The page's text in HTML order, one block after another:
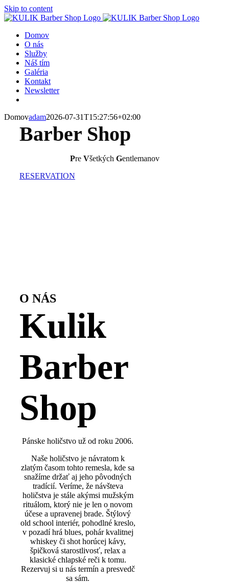
Skip to content
Domov
O nás
Služby
Náš tím
Galéria
Kontakt
Newsletter
Domovadam2026-07-31T15:27:56+02:00
Barber Shop
Pre Všetkých Gentlemanov
RESERVATION
O NÁS
Kulik
Barber
Shop
Pánske holičstvo už od roku 2006.
Naše holičstvo je návratom k
zlatým časom tohto remesla, kde sa
snažíme držať aj jeho pôvodných
tradícií. Veríme, že návšteva
holičstva je stále akýmsi mužským
rituálom, ktorý nie je len o novom
účese a upravenej brade. Štýlový
old school interiér, pohodlné kreslo,
v pozadí hrá blues, pohár kvalitnej
whiskey či shot horúcej kávy,
špičková starostlivosť, relax a
klasické chlapské reči k tomu.
Rezervuj si u nás termín a presvedč
sa sám.